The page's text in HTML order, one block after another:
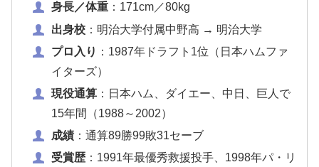
身長／体重：171cm／80kg
出身校：明治大学付属中野高 → 明治大学
プロ入り ：1987年ドラフト1位（日本ハムファ
イターズ）
現役通算：日本ハム、ダイエー、中日、巨人で
15年間（1988～2002）
成績：通算89勝99敗31セーブ
受賞歴：1991年最優秀救援投手、1998年パ・リ